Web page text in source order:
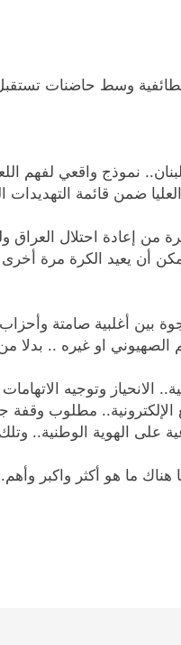
٨٤٠٠ في الموساد الصهيوني في بث سموم
نموذج واقعي لفهم
ضمن قائمة التهديدات
من إعادة احتلال
يمكن أن يعيد الكرة مرة
بين أغلبية صامتة
او غيره .. بدلا
الانحياز وتوجيه
مطلوب وقفة
على الهوية الوطنية..
يتدثر بحروبها.. عبر مكاتب ٨٤٠٠ للموساد الصهيوني.. وربما